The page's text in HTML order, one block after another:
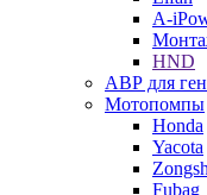
A-
HND
АВР для
Мотопомпы
Honda
Yacota
Fubag